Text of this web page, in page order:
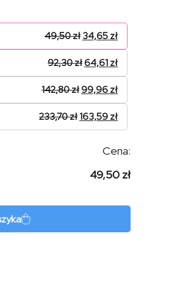
49,50zł 34,65 zł
92,30zł64,61 zł
142,80zł99,96 zł
233,70zł163,59 zł
Cena:
49,50 zł